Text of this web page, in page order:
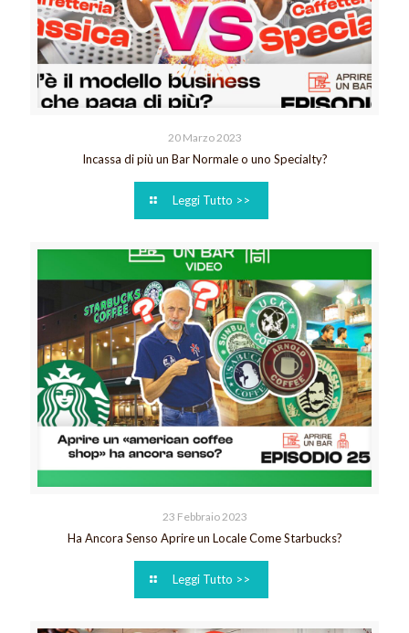
20 Marzo 2023
Incassa di più un Bar Normale o uno Specialty?
Leggi Tutto >>
23 Febbraio 2023
Ha Ancora Senso Aprire un Locale Come Starbucks?
Leggi Tutto >>